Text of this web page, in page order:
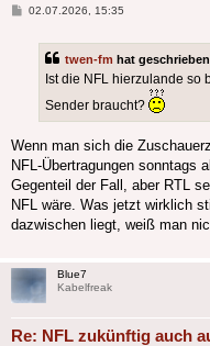
Beitrag
02.07.2026, 15:35
twen-fm hat
Ist die NFL hierzulande so
Sender braucht?
Wenn man sich die
NFL-Übertragungen sonntags
Gegenteil der Fall, aber RTL
NFL wäre. Was jetzt wirklich
dazwischen liegt, weiß man
Blue7
Kabelfreak
Re: NFL zukünftig auch